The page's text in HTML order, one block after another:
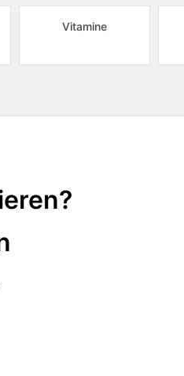
Vitamine